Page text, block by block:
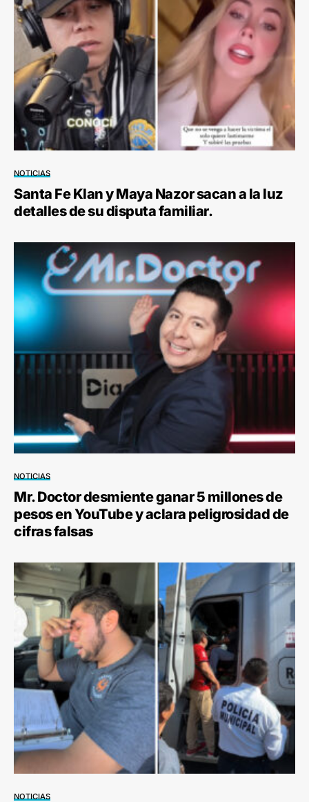
NOTICIAS
Santa Fe Klan y Maya Nazor sacan a la luz
detalles de su disputa familiar.
NOTICIAS
Mr. Doctor desmiente ganar 5 millones de
pesos en YouTube y aclara peligrosidad de
cifras falsas
NOTICIAS